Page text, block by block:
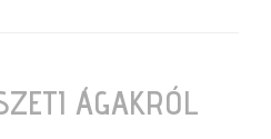
ÁGAKRÓL